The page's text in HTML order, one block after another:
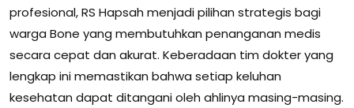
profesional, RS Hapsah menjadi pilihan strategis bagi
warga Bone yang membutuhkan penanganan medis
secara cepat dan akurat. Keberadaan tim dokter yang
lengkap ini memastikan bahwa setiap keluhan
kesehatan dapat ditangani oleh ahlinya masing-masing.